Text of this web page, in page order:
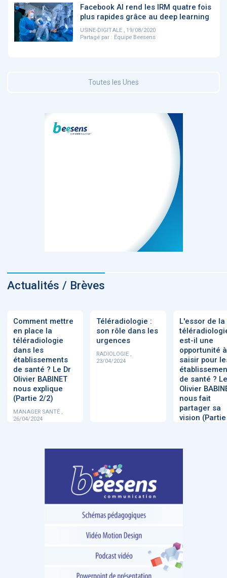
Facebook AI rend les IRM quatre fois
plus rapides grâce au deep learning
USINE-DIGITALE , 19/08/2020
Partagé par : Équipe Beesens
Toutes les Unes
Actualités / Brèves
Comment mettre
en place la
téléradiologie
dans les
établissements
de santé ? Le Dr
Olivier BABINET
nous explique
(Partie 2/2)
MANAGER SANTÉ ,
26/04/2024
Téléradiologie :
son rôle dans les
urgences
RADIOLOGIE ,
23/04/2024
L'essor de la
est-il une
opportunité à
saisir pour
de santé ?
Olivier
nous fait
partager sa
vision
1 2 3 4 5 ›
MEMBRES BEESENS
1